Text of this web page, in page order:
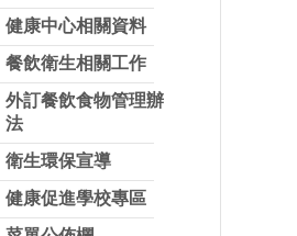
健康中心相關資料
餐飲衛生相關工作
外訂餐飲食物管理辦
法
衛生環保宣導
健康促進學校專區